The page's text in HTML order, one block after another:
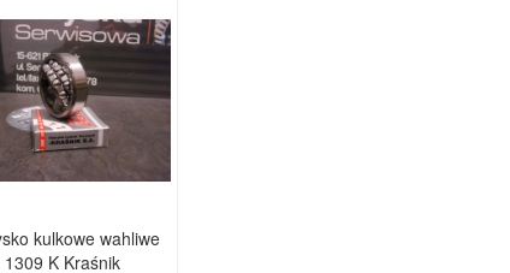
kulkowe wahliwe
1309 K Kraśnik